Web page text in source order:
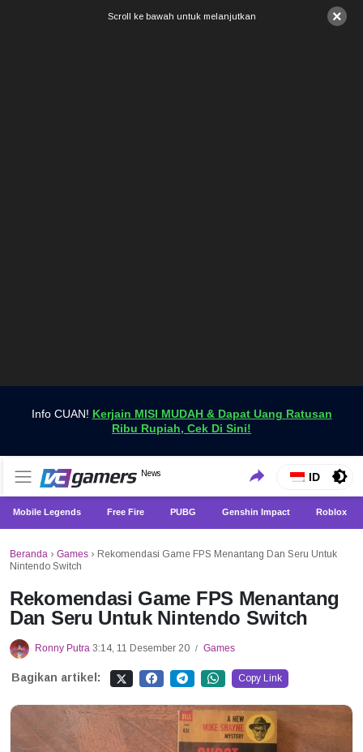
×
Scroll ke bawah untuk melanjutkan
Info CUAN! Kerjain MISI MUDAH & Dapat Uang Ratusan
Ribu Rupiah, Cek Di Sini!
VCGamers News
News
Dapatkan Berita Games Terbaru Hanya di VCGamers
ID
Mobile Legends Free Fire PUBG Genshin Impact Roblox
Beranda › Games › Rekomendasi Game FPS Menantang Dan Seru Untuk
Nintendo Switch
Rekomendasi Game FPS Menantang
Dan Seru Untuk Nintendo Switch
Ronny Putra 3:14, 11 Desember 20 / Games
Bagikan artikel: Copy Link